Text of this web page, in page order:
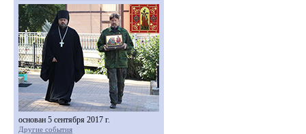
основан 5 сентября 2017 г.
Другие события